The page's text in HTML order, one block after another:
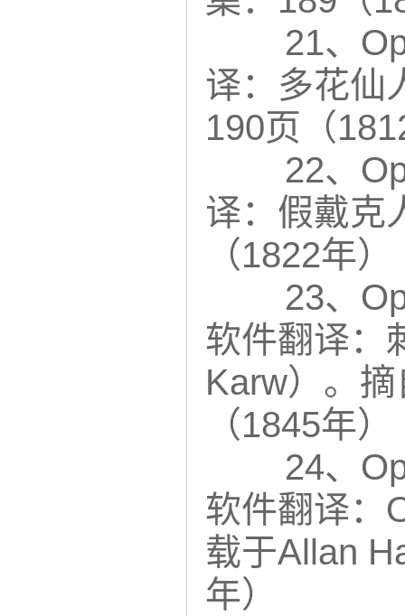
21、
译：多花仙
190页（
22、
译：假戴克
（1822年）
23、
软件翻译：
Karw）。
（1845年）
24、
软件翻译：
载于Allan
年）